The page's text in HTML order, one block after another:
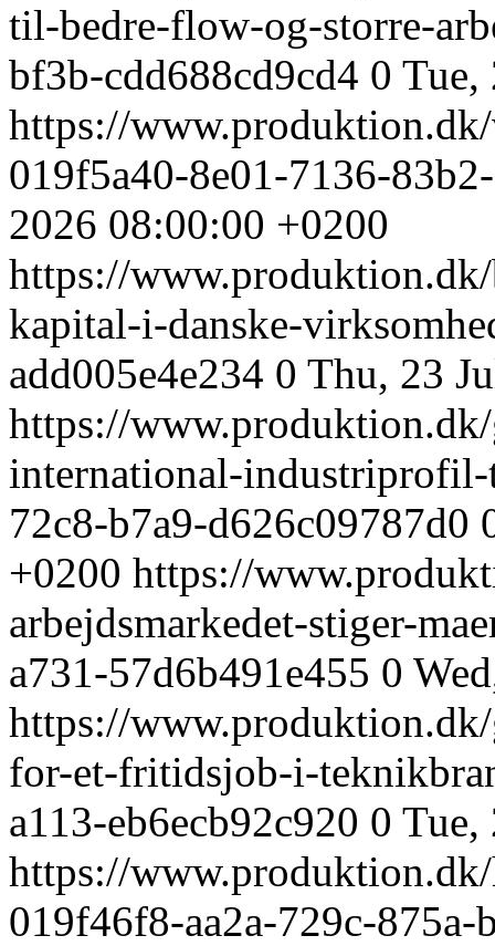
til-bedre-flow-og-storre-
bf3b-cdd688cd9cd4 0 Tue,
https://
019f5a40-8e01-7136-
2026 08:00:00 +0200
https://
kapital-i-danske-
add005e4e234 0 Thu, 23
https://
international-
72c8-b7a9-d626c09787d0
+0200 https://
arbejdsmarkedet-stiger-
a731-57d6b491e455 0
https://
for-et-fritidsjob-i-
a113-eb6ecb92c920 0 Tue,
https://
019f46f8-aa2a-729c-875a-